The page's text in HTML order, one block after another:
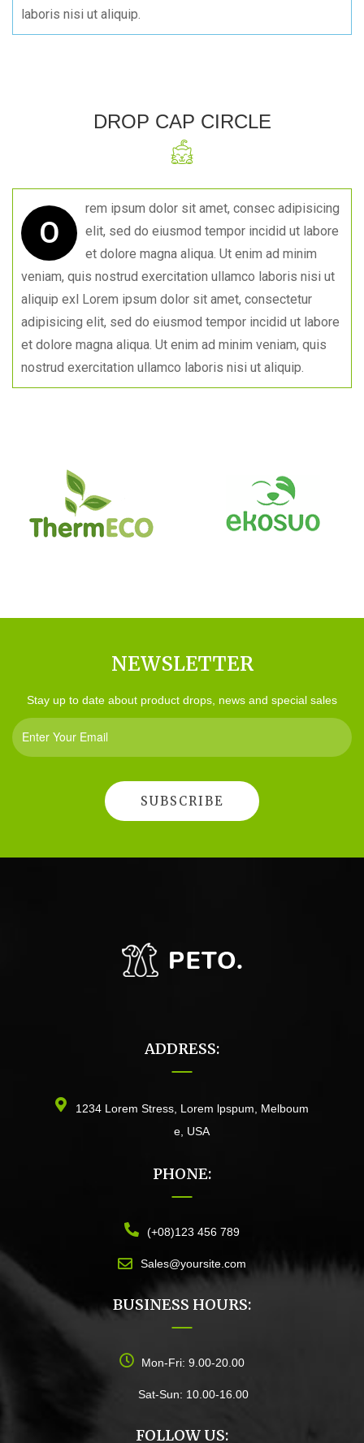
laboris nisi ut aliquip.
DROP CAP CIRCLE
O
rem ipsum dolor sit amet, consec adipisicing
elit, sed do eiusmod tempor incidid ut labore
et dolore magna aliqua. Ut enim ad minim
veniam, quis nostrud exercitation ullamco laboris nisi ut
aliquip exl Lorem ipsum dolor sit amet, consectetur
adipisicing elit, sed do eiusmod tempor incidid ut labore
et dolore magna aliqua. Ut enim ad minim veniam, quis
nostrud exercitation ullamco laboris nisi ut aliquip.
NEWSLETTER
Stay up to date about product drops, news and special sales
ADDRESS:
1234 Lorem Stress, Lorem lpspum, Melboum
e, USA
PHONE:
(+08)123 456 789
Sales@yoursite.com
BUSINESS HOURS:
Mon-Fri: 9.00-20.00
Sat-Sun: 10.00-16.00
FOLLOW US: